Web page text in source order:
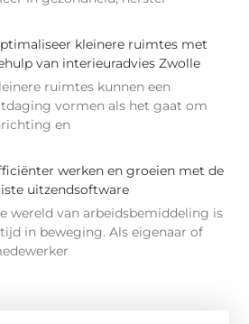
kleinere ruimtes met
van interieuradvies Zwolle
ruimtes kunnen een
vormen als het gaat om
en
werken en groeien met de
uitzendsoftware
wereld van arbeidsbemiddeling is
in beweging. Als eigenaar of